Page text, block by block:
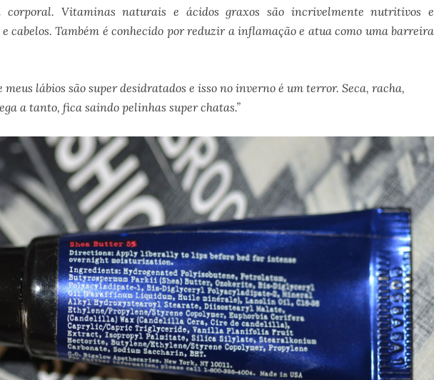
corporal. Vitaminas naturais e ácidos graxos são incrivelmente nutritivos e
cabelos. Também é conhecido por reduzir a inflamação e atua como uma barreira
meus lábios são super desidratados e isso no inverno é um terror. Seca, racha,
a tanto, fica saindo pelinhas super chatas.”